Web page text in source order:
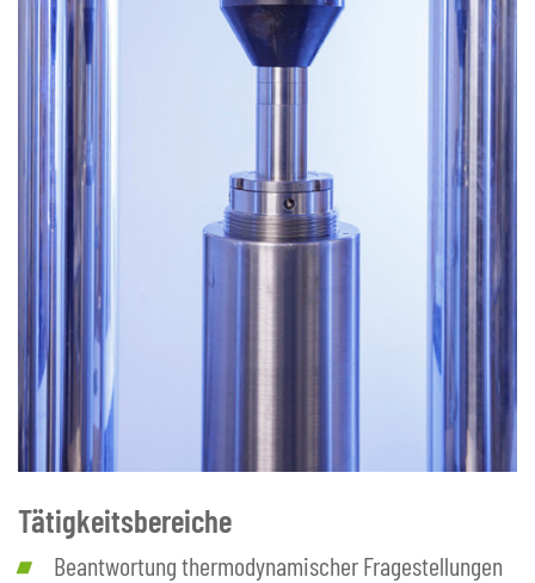
Tätigkeitsbereiche
Beantwortung thermodynamischer Fragestellungen